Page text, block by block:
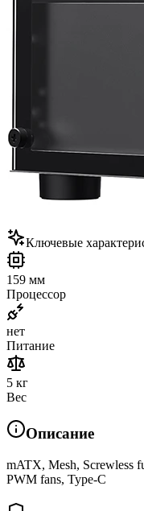
Ключевые
159 мм
Процессор
нет
Питание
5 кг
Вес
Описание
mATX, Mesh, Screwless
PWM fans, Type-C